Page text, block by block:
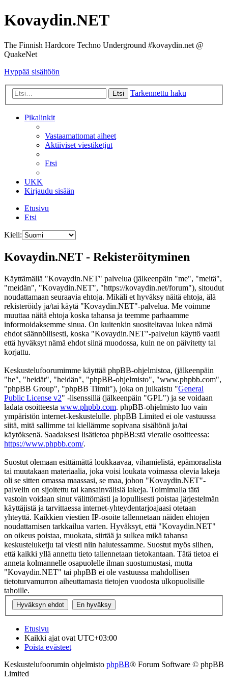
Kovaydin.NET
The Finnish Hardcore Techno Underground #kovaydin.net @
QuakeNet
Hyppää sisältöön
Etsi Tarkennettu haku
Pikalinkit
Vastaamattomat aiheet
Aktiiviset viestiketjut
Etsi
UKK
Kirjaudu sisään
Etusivu
Etsi
Kieli:
Kovaydin.NET - Rekisteröityminen
Käyttämällä "Kovaydin.NET" palvelua (jälkeenpäin "me", "meitä",
"meidän", "Kovaydin.NET", "https://kovaydin.net/forum"), sitoudut
noudattamaan seuraavia ehtoja. Mikäli et hyväksy näitä ehtoja, älä
rekisteröidy ja/tai käytä "Kovaydin.NET"-palvelua. Me voimme
muuttaa näitä ehtoja koska tahansa ja teemme parhaamme
informoidaksemme sinua. On kuitenkin suositeltavaa lukea nämä
ehdot säännöllisesti, koska "Kovaydin.NET"-palvelun käyttö vaatii
että hyväksyt nämä ehdot siinä muodossa, kuin ne on päivitetty tai
korjattu.
Keskustelufoorumimme käyttää phpBB-ohjelmistoa, (jälkeenpäin
"he", "heidät", "heidän", "phpBB-ohjelmisto", "www.phpbb.com",
"phpBB Group", "phpBB Tiimit"), joka on julkaistu "General
Public License v2" -lisenssillä (jälkeenpäin "GPL") ja se voidaan
ladata osoitteesta www.phpbb.com. phpBB-ohjelmisto luo vain
ympäristön internet-keskustelulle. phpBB Limited ei ole vastuussa
siitä, mitä sallimme tai kiellämme sopivana sisältönä ja/tai
käytöksenä. Saadaksesi lisätietoa phpBB:stä vieraile osoitteessa:
https://www.phpbb.com/.
Suostut olemaan esittämättä loukkaavaa, vihamielistä, epämoraalista
tai muutakaan materiaalia, joka voisi loukata voimassa olevia lakeja
oli se sitten omassa maassasi, se maa, johon "Kovaydin.NET"-
palvelin on sijoitettu tai kansainvälisiä lakeja. Toimimalla tätä
vastoin voidaan sinut välittömästi ja lopullisesti poistaa järjestelmän
käyttäjistä ja tarvittaessa internet-yhteydentarjoajaasi otetaan
yhteyttä. Kaikkien viestien IP-osoite tallennetaan näiden ehtojen
noudattamisen tarkkailua varten. Hyväksyt, että "Kovaydin.NET"
on oikeus poistaa, muokata, siirtää ja sulkea mikä tahansa
keskusteluketju tai viesti niin halutessamme. Suostut myös siihen,
että kaikki yllä annettu tieto tallennetaan tietokantaan. Tätä tietoa ei
anneta kolmannelle osapuolelle ilman suostumustasi, mutta
"Kovaydin.NET" tai phpBB ei ole vastuussa mahdollisen
tietoturvamurron aiheuttamasta tietojen vuodosta ulkopuolisille
tahoille.
Etusivu
Kaikki ajat ovat UTC+03:00
Poista evästeet
Keskustelufoorumin ohjelmisto phpBB® Forum Software © phpBB
Limited